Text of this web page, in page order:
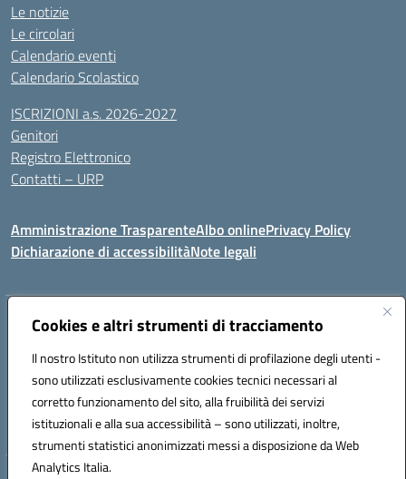
Cookies e altri strumenti di tracciamento
Il nostro Istituto non utilizza strumenti di profilazione degli utenti -
sono utilizzati esclusivamente cookies tecnici necessari al
corretto funzionamento del sito, alla fruibilità dei servizi
istituzionali e alla sua accessibilità – sono utilizzati, inoltre,
strumenti statistici anonimizzati messi a disposizione da Web
Analytics Italia.
Le notizie
Le circolari
Calendario eventi
Calendario Scolastico
ISCRIZIONI a.s. 2026-2027
Genitori
Registro Elettronico
Contatti – URP
Amministrazione TrasparenteAlbo onlinePrivacy Policy
Dichiarazione di accessibilitàNote legali
Indirizzo:Via Tiziano, 50 - 60125 Ancona
Posta elettronica certificata (PEC):anic81600p@pec.istruzione.it
Codice fiscale: 93084460422
Codice meccanografico: ANIC81600P